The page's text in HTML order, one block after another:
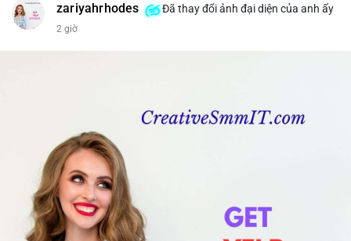
zariyahrhodes Đã thay đổi ảnh đại diện của anh ấy
2 giờ